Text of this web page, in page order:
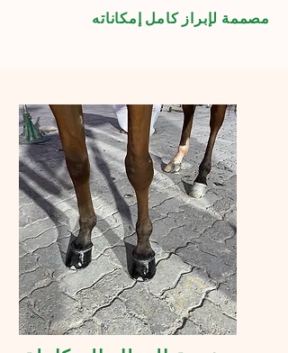
مصممة لإبراز كامل إمكاناته